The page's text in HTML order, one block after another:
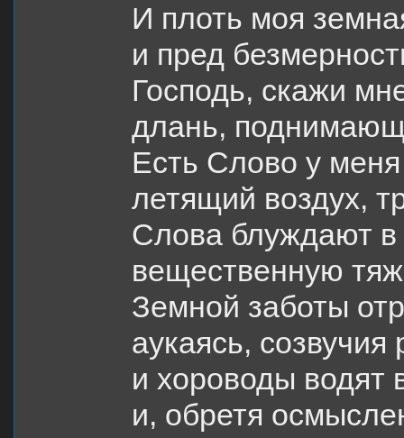
И плоть моя
и пред
Господь, скажи
длань,
Есть Слово у
летящий воздух,
Слова блуждают в
вещественную
Земной заботы
аукаясь,
и хороводы водят
и, обретя